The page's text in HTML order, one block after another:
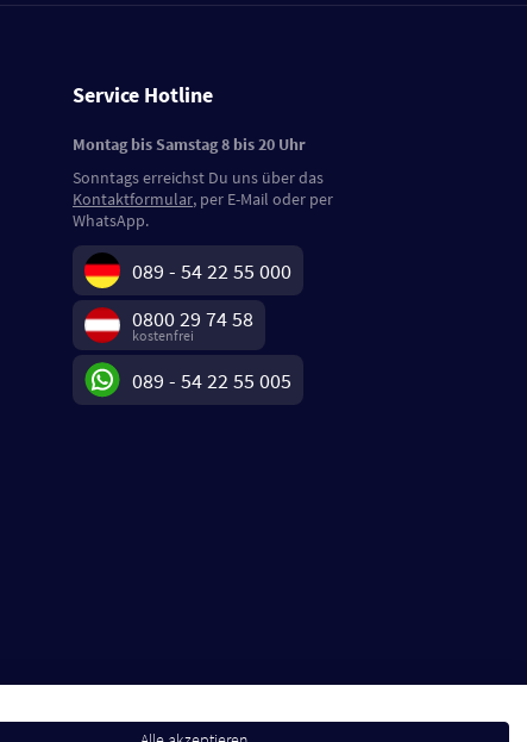
Service Hotline
Montag bis Samstag 8 bis 20 Uhr
Sonntags erreichst Du uns über das
Kontaktformular, per E-Mail oder per
WhatsApp.
089 - 54 22 55 000
0800 29 74 58
kostenfrei
089 - 54 22 55 005